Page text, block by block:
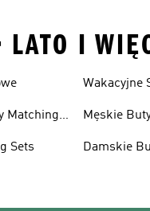
LATO I
Matching
Sets
Wakacyjne
Męskie
Damskie